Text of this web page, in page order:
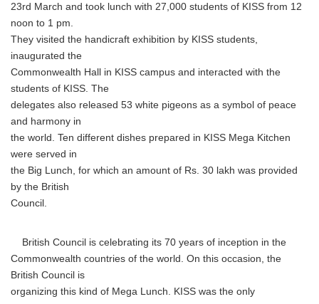
23rd March and took lunch with 27,000 students of KISS from 12
noon to 1 pm.
They visited the handicraft exhibition by KISS students,
inaugurated the
Commonwealth Hall in KISS campus and interacted with the
students of KISS. The
delegates also released 53 white pigeons as a symbol of peace
and harmony in
the world. Ten different dishes prepared in KISS Mega Kitchen
were served in
the Big Lunch, for which an amount of Rs. 30 lakh was provided
by the British
Council.
British Council is celebrating its 70 years of inception in the
Commonwealth countries of the world. On this occasion, the
British Council is
organizing this kind of Mega Lunch. KISS was the only